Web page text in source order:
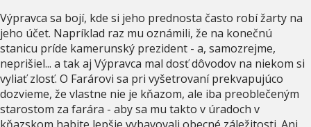
Výpravca sa bojí, kde si jeho prednosta často robí žarty na
jeho účet. Napríklad raz mu oznámili, že na konečnú
stanicu príde kamerunský prezident - a, samozrejme,
neprišiel... a tak aj Výpravca mal dosť dôvodov na niekom si
vyliať zlosť. O Farárovi sa pri vyšetrovaní prekvapujúco
dozvieme, že vlastne nie je kňazom, ale iba preoblečeným
starostom za farára - aby sa mu takto v úradoch v
kňazskom habite lepšie vybavovali obecné záležitosti. Ani